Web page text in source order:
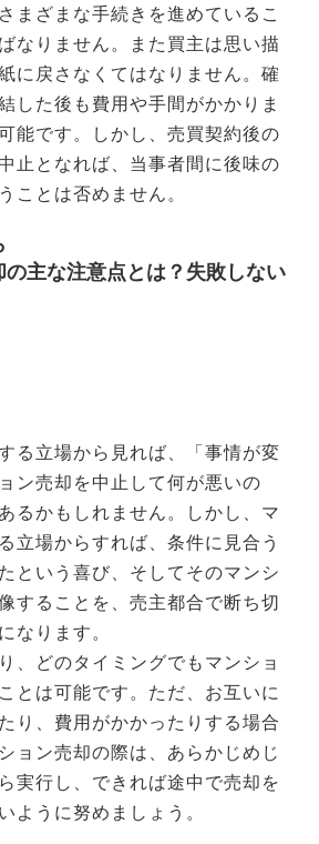
まざまな手続きを進めているこ
なりません。また買主は思い描
に戻さなくてはなりません。確
した後も費用や手間がかかりま
能です。しかし、売買契約後の
止となれば、当事者間に後味の
ことは否めません。
主な注意点とは？失敗しない
る立場から見れば、「事情が変
ン売却を中止して何が悪いの
るかもしれません。しかし、マ
立場からすれば、条件に見合う
という喜び、そしてそのマンシ
することを、売主都合で断ち切
なります。
、どのタイミングでもマンショ
とは可能です。ただ、お互いに
り、費用がかかったりする場合
ョン売却の際は、あらかじめじ
実行し、できれば途中で売却を
ように努めましょう。